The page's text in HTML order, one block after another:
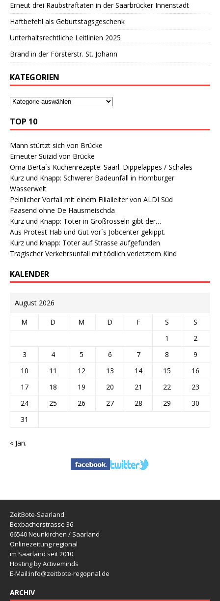
Erneut drei Raubstraftaten in der Saarbrücker Innenstadt
Haftbefehl als Geburtstagsgeschenk
Unterhaltsrechtliche Leitlinien 2025
Brand in der Försterstr. St. Johann
KATEGORIEN
TOP 10
Mann stürtzt sich von Brücke
Erneuter Suizid von Brücke
Oma Berta`s Küchenrezepte: Saarl. Dippelappes / Schales
Kurz und Knapp: Schwerer Badeunfall in Homburger
Wasserwelt
Peinlicher Vorfall mit einem Filialleiter von ALDI Süd
Faasend ohne De Hausmeischda
Kurz und Knapp: Toter in Großrosseln gibt der…
Aus Protest Hab und Gut vor`s Jobcenter gekippt.
Kurz und knapp: Toter auf Strasse aufgefunden
Tragischer Verkehrsunfall mit tödlich verletztem Kind
KALENDER
August 2026
M D M D F S
S
1
2
3
4 5 6 7 8
9
10
11 12 13 14 15
16
17
18 19 20 21 22
23
24
25 26 27 28 29
30
31
« Jan.
ZeitBote-Saarland
Bexbacherstrasse 36
66540 Neunkirchen / Saarland
Onlinezeitung regional
im Saarland seit 2010
Hosting by Activeminds
E-Mail:info@zeitbote-regopnal.de
ARCHIV